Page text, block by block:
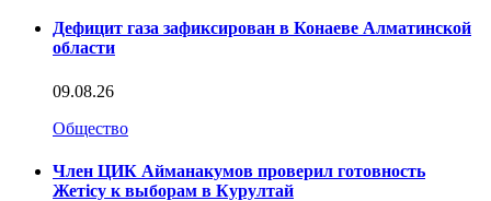
Дефицит газа зафиксирован в Конаеве Алматинской
области
09.08.26
Общество
Член ЦИК Айманакумов проверил готовность
Жетісу к выборам в Курултай